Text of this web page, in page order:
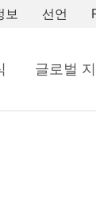
선언
보
글로벌